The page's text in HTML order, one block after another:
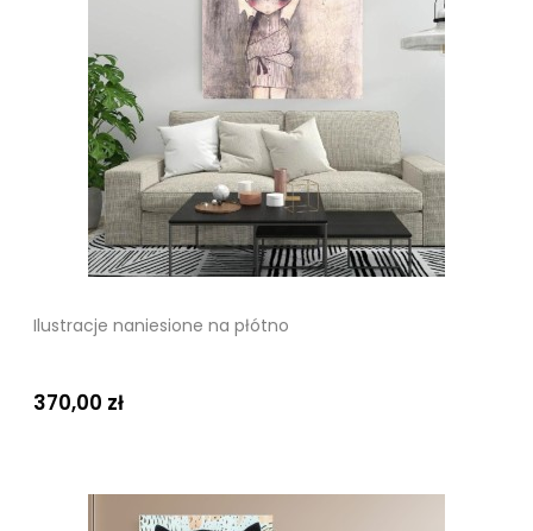
Ilustracje naniesione na płótno
370,00 zł